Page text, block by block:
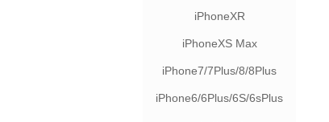
iPhoneXR
iPhoneXS Max
iPhone7/7Plus/8/8Plus
iPhone6/6Plus/6S/6sPlus